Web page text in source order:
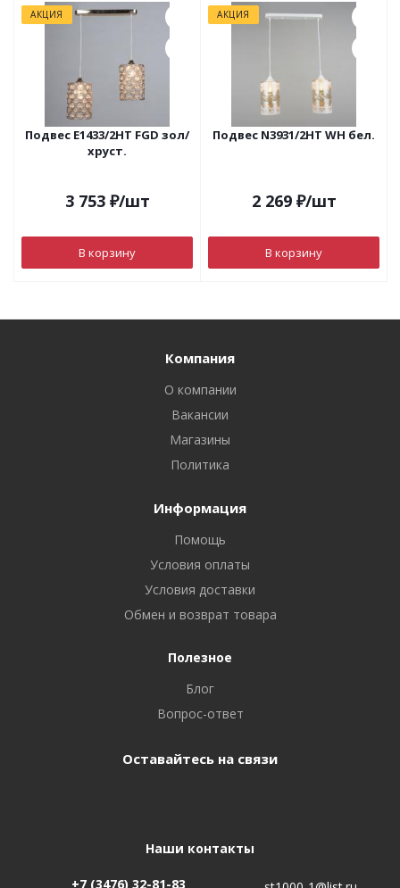
АКЦИЯ
Подвес Е1433/2НТ FGD зол/
хруст.
3 753₽/шт
В корзину
АКЦИЯ
Подвес N3931/2HT WH бел.
2 269₽/шт
В корзину
Компания
О компании
Вакансии
Магазины
Политика
Информация
Помощь
Условия оплаты
Условия доставки
Обмен и возврат товара
Полезное
Блог
Вопрос-ответ
Оставайтесь на связи
Наши контакты
+7 (3476) 32-81-83